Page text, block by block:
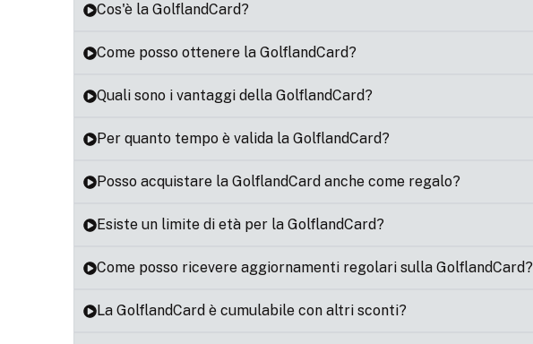
Cos'è la GolflandCard?
Come posso ottenere la GolflandCard?
Quali sono i vantaggi della GolflandCard?
Per quanto tempo è valida la GolflandCard?
Posso acquistare la GolflandCard anche come regalo?
Esiste un limite di età per la GolflandCard?
Come posso ricevere aggiornamenti regolari sulla GolflandCard?
La GolflandCard è cumulabile con altri sconti?